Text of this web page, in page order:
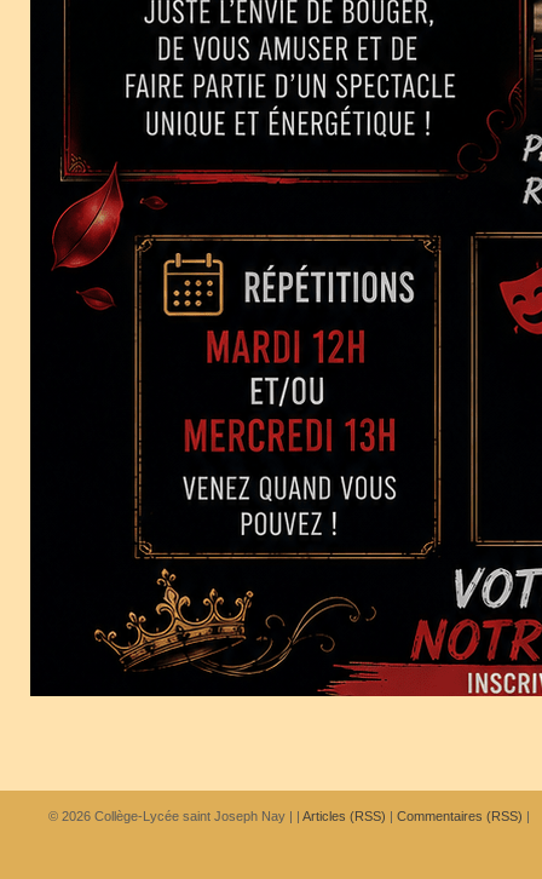
© 2026 Collège-Lycée saint Joseph Nay | | Articles (RSS) | Commentaires (RSS) |